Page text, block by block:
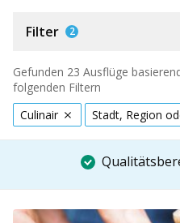
Filter 2
Gefunden 23 Ausflüge
folgenden Filtern
Culinair
Stadt, Region